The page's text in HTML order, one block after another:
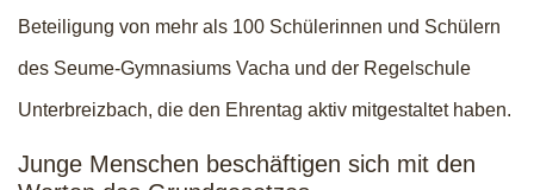
Beteiligung von mehr als 100 Schülerinnen und Schülern
des Seume-Gymnasiums Vacha und der Regelschule
Unterbreizbach, die den Ehrentag aktiv mitgestaltet haben.
Junge Menschen beschäftigen sich mit den